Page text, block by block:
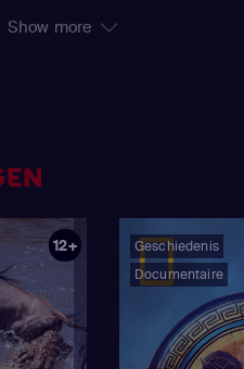
als diep onder de grond - die
berusten.
Show more
12+
Geschiedenis
Documentaire